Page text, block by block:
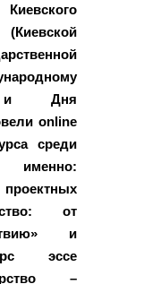
Киевского
и Дня
online
среди
от
и
эссе
–